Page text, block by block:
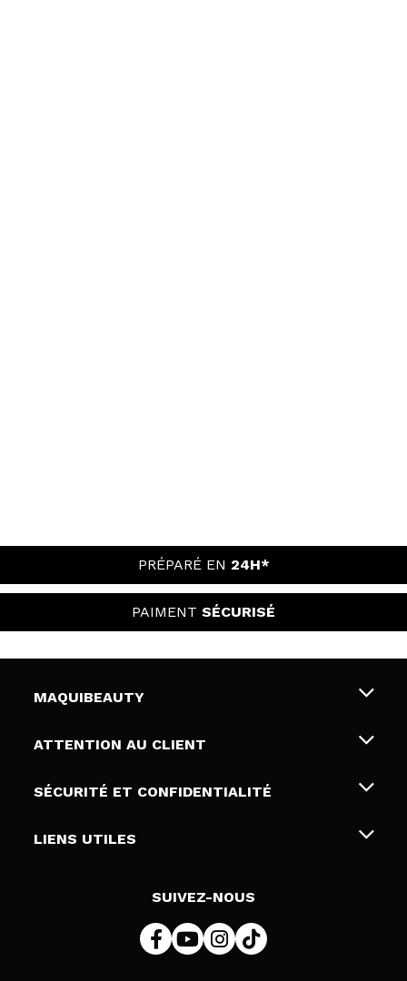
PRÉPARÉ EN 24H*
PAIMENT SÉCURISÉ
MAQUIBEAUTY
Qui sommes nous
Cartes-cadeaux
ATTENTION AU CLIENT
Livraison & retour
Modes de paiement
SÉCURITÉ ET CONFIDENTIALITÉ
Conditions et confidentialité
LIENS UTILES
SUIVEZ-NOUS